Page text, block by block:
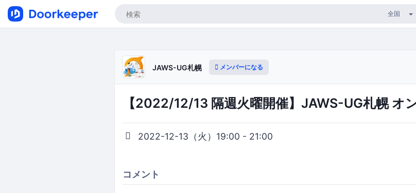
JAWS-UG札幌 メンバーになる
【2022/12/13 隔週火曜開催】JAWS-UG札幌 オ
2022-12-13（火）19:00 - 21:00
コメント